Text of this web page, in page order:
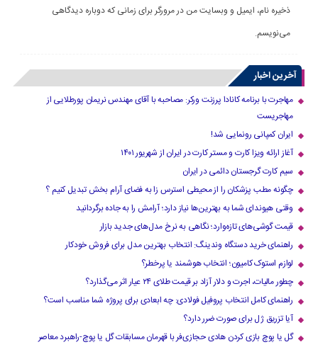
ذخیره نام، ایمیل و وبسایت من در مرورگر برای زمانی که دوباره دیدگاهی
می‌نویسم.
آخرین اخبار
مهاجرت با برنامه کانادا پرزنت ورکر: مصاحبه با آقای مهندس نریمان پورطلایی از
مهاجریست
ایران کمپانی رونمایی شد!
آغاز ارائه ویزا کارت و مستر کارت در ایران از شهریور ۱۴۰۱
سیم کارت گرجستان دائمی در ایران
چگونه مطب پزشکان را از محیطی استرس زا به فضای آرام بخش تبدیل کنیم ؟
وقتی هیوندای شما به بهترین‌ها نیاز دارد؛ آرامش را به جاده برگردانید
قیمت گوشی‌های تازه‌وارد؛ نگاهی به نرخ مدل‌های جدید بازار
راهنمای خرید دستگاه وندینگ: انتخاب بهترین مدل برای فروش خودکار
لوازم استوک کامیون؛ انتخاب هوشمند یا پرخطر؟
چطور مالیات، اجرت و دلار آزاد بر قیمت طلای ۲۴ عیار اثر می‌گذارد؟
راهنمای کامل انتخاب پروفیل فولادی: چه ابعادی برای پروژه شما مناسب است؟
آیا تزریق ژل برای صورت ضرر دارد​؟
گل یا پوچ بازی کردن هادی حجازی‌فر با قهرمان مسابقات گل یا پوچ-راهبرد معاصر